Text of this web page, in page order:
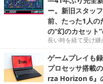
ー。新旧スタッ
前、たった1人の
の“幻のカセット
長い時を経て受け継
ゲームプレイも
プロセッサ搭載
rza Horizon 6』